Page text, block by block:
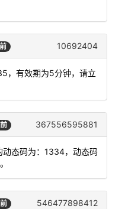
10692404
，有效期为5分钟，请立
367556595881
动态码为：1334，动态码
546477898412